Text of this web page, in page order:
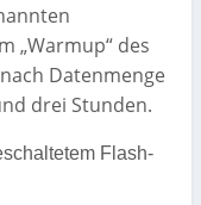
„Warmup“ des
Datenmenge
drei Stunden.
Flash-